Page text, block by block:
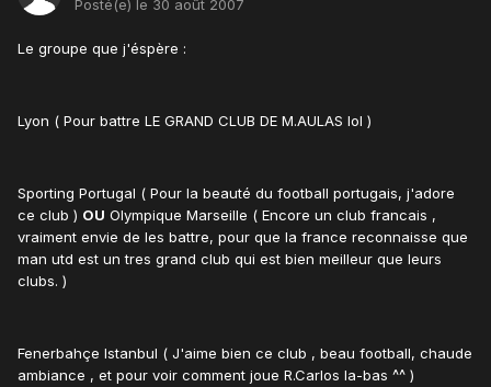
Posté(e) le 30 août 2007
Le groupe que j'éspère :
Lyon ( Pour battre LE GRAND CLUB DE M.AULAS lol )
Sporting Portugal ( Pour la beauté du football portugais, j'adore
ce club ) OU Olympique Marseille ( Encore un club francais ,
vraiment envie de les battre, pour que la france reconnaisse que
man utd est un tres grand club qui est bien meilleur que leurs
clubs. )
Fenerbahçe Istanbul ( J'aime bien ce club , beau football, chaude
ambiance , et pour voir comment joue R.Carlos la-bas ^^ )